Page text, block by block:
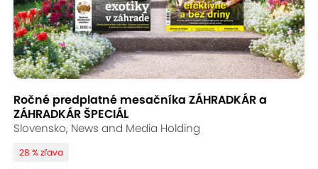
Ročné predplatné mesačníka ZÁHRADKÁR a
ZÁHRADKÁR ŠPECIÁL
Slovensko, News and Media Holding
28 % zľava